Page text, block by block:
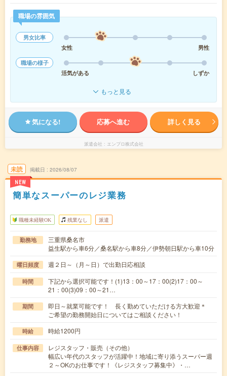
職場の雰囲気
男女比率
女性
男性
職場の様子
活気がある
しずか
もっと見る
気になる! 応募へ進む 詳しく見る
派遣会社 エンプロ株式会社
未読
NEW
掲載日 2026/08/07
簡単なスーパーのレジ業務
職種未経験OK 残業なし 派遣
勤務地
三重県桑名市
益生駅から車6分／桑名駅から車8分／伊勢朝日駅から車10分
曜日頻度 週２日～（月～日）で出勤日応相談
時間
下記から選択可能です！(1)13：00～17：00(2)17：00～
21：00(3)09：00～21…
期間
即日～就業可能です！ 長く勤めていただける方大歓迎＊
ご希望の勤務開始日についてはご相談ください！
時給 時給1200円
仕事内容
レジスタッフ・販売（その他）
幅広い年代のスタッフが活躍中！地域に寄り添うスーパー週
２～OKのお仕事です！《レジスタッフ募集中》・…